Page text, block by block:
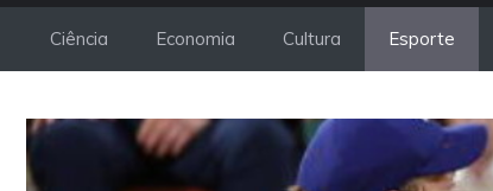
Ciência Economia Cultura Esporte